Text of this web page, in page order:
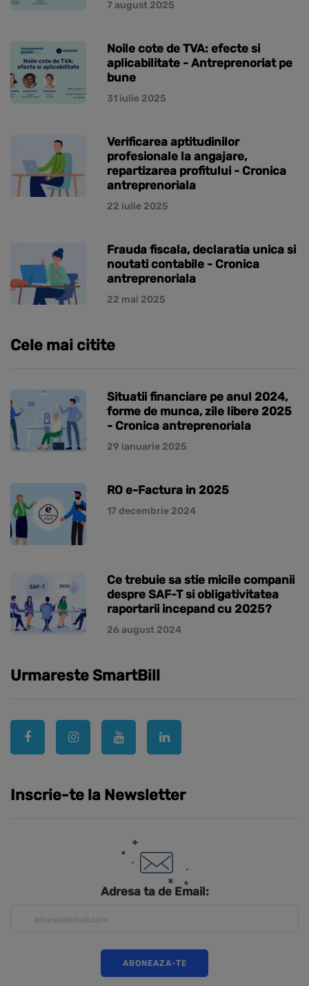
7 august 2025
Noile cote de TVA: efecte si
aplicabilitate - Antreprenoriat pe
bune
31 iulie 2025
Verificarea aptitudinilor
profesionale la angajare,
repartizarea profitului - Cronica
antreprenoriala
22 iulie 2025
Frauda fiscala, declaratia unica si
noutati contabile - Cronica
antreprenoriala
22 mai 2025
Cele mai citite
Situatii financiare pe anul 2024,
forme de munca, zile libere 2025
- Cronica antreprenoriala
29 ianuarie 2025
RO e-Factura in 2025
17 decembrie 2024
Ce trebuie sa stie micile companii
despre SAF-T si obligativitatea
raportarii incepand cu 2025?
26 august 2024
Urmareste SmartBill
Inscrie-te la Newsletter
Adresa ta de Email: